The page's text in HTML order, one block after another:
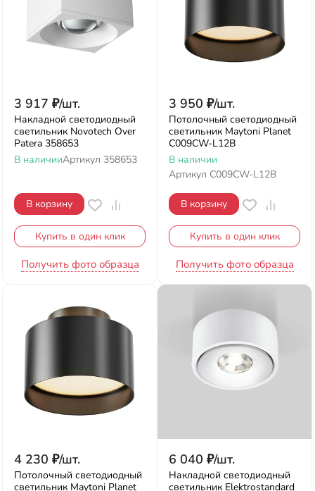
3 917 ₽/шт.
Накладной светодиодный
светильник Novotech Over
Patera 358653
В наличииАртикул 358653
В корзину
Купить в один клик
Получить фото образца
3 950 ₽/шт.
Потолочный светодиодный
светильник Maytoni Planet
C009CW-L12B
В наличии
Артикул C009CW-L12B
В корзину
Купить в один клик
Получить фото образца
4 230 ₽/шт.
Потолочный светодиодный
светильник Maytoni Planet
6 040 ₽/шт.
Накладной светодиодный
светильник Elektrostandard